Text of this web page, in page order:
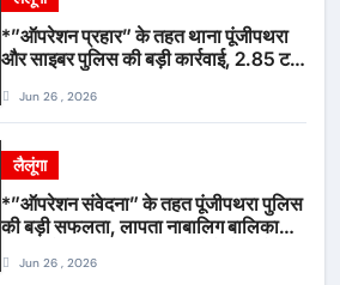
*”ऑपरेशन प्रहार” के तहत थाना पूंजीपथरा
और साइबर पुलिस की बड़ी कार्रवाई, 2.85 टन
Jun 26 , 2026
लैलूंगा
*”ऑपरेशन संवेदना” के तहत पूंजीपथरा पुलिस
की बड़ी सफलता, लापता नाबालिग बालिका
गिरफ्तार*
Jun 26 , 2026